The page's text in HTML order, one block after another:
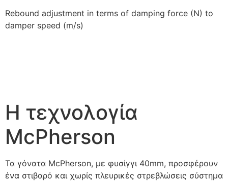
Rebound adjustment in terms of damping force (N) to
damper speed (m/s)
Η τεχνολογία
McPherson
Τα γόνατα McPherson, με φυσίγγι 40mm, προσφέρουν
ένα στιβαρό και χωρίς πλευρικές στρεβλώσεις σύστημα